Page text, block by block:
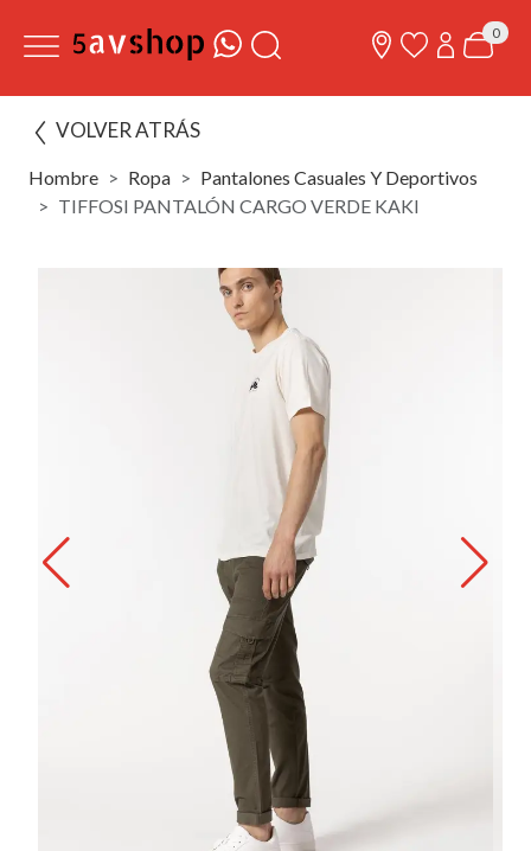
0
VOLVER ATRÁS
Hombre Ropa
Pantalones Casuales Y Deportivos
TIFFOSI PANTALÓN CARGO VERDE KAKI